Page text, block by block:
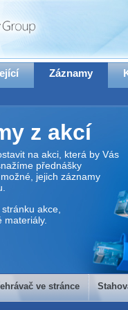
Záznamy
z akcí
na akci, která by Vás
přednášky
jejich záznamy
akce,
materiály.
stránce
ve stránce